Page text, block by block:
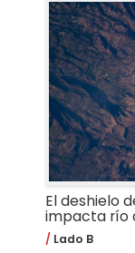
El deshielo
impacta río
Lado B